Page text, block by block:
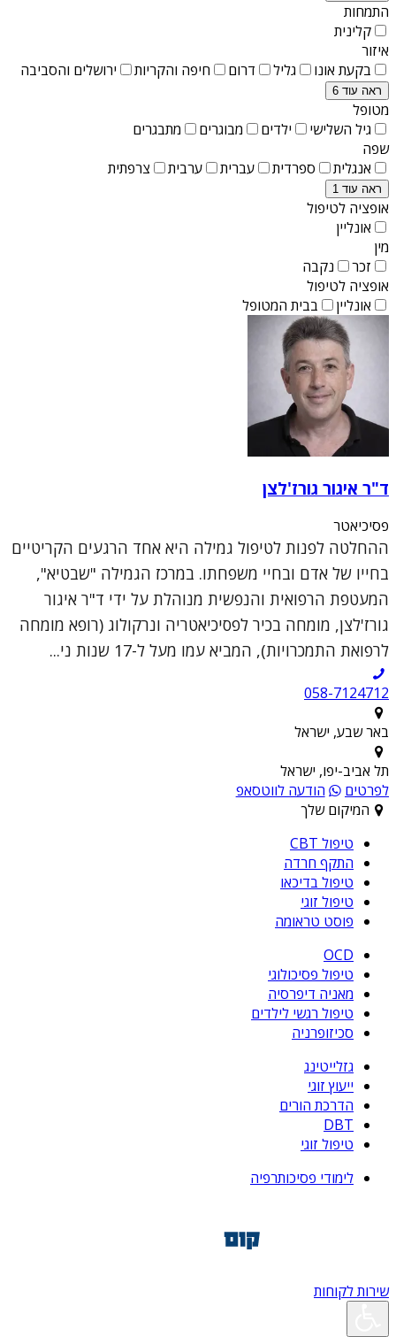
התמחות
קלינית
איזור
בקעת אונו
גליל דרום חיפה והקריות ירושלים והסביבה
ראה עוד 6
מטופל
גיל השלישי
ילדים מבוגרים
מתבגרים
שפה
אנגלית
ספרדית עברית ערבית צרפתית
ראה עוד 1
אופציה לטיפול
אונליין
מין
זכר
נקבה
אופציה לטיפול
אונליין
בבית המטופל
ד"ר איגור גורז'לצן
פסיכיאטר
ההחלטה לפנות לטיפול גמילה היא אחד הרגעים הקריטיים
בחייו של אדם ובחיי משפחתו. במרכז הגמילה "שבטיא",
המעטפת הרפואית והנפשית מנוהלת על ידי ד"ר איגור
גורז'לצן, מומחה בכיר לפסיכיאטריה ונרקולוג (רופא מומחה
לרפואת התמכרויות), המביא עמו מעל ל-17 שנות ני...
058-7124712
באר שבע, ישראל
תל אביב-יפו, ישראל
לפרטים
הודעה לווטסאפ
המיקום שלך
טיפול CBT
התקף חרדה
טיפול בדיכאו
טיפול זוגי
פוסט טראומה
OCD
טיפול פסיכולוגי
מאניה דיפרסיה
טיפול רגשי לילדים
סכיזופרניה
גזלייטינג
ייעוץ זוגי
הדרכת הורים
DBT
טיפול זוגי
לימודי פסיכותרפיה
שירות לקוחות